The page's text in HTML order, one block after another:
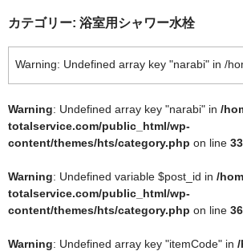
商品一覧
水栓
浴室用バス水栓
洗面所用自動水栓
カテゴリー: 浴室用シャワー水栓
Warning: Undefined array key "narabi" in /
totalservice.com/public_html/wp-
content/themes/hts/category.php on line 33
Warning: Undefined variable $post_id in /
totalservice.com/public_html/wp-
content/themes/hts/category.php on line 36
Warning: Undefined array key "itemCode" in /